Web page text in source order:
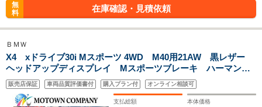
無
料
在庫確認・見積依頼
ＢＭＷ
X4 xドライブ30i Mスポーツ 4WD M40用21AW 黒レザー
ヘッドアップディスプレイ Mスポーツブレーキ ハーマンカ
ードンシステム アクティブクルーズ アンビエントライト
全席シートヒーター 地デジ 全周囲カメラ LEDヘッド 電
動トランク
販売店保証 車両品質評価書付 購入プラン付 オンライン相談可
支払総額 本体価格